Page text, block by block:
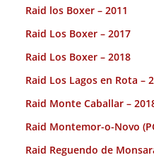
Raid los Boxer – 2011
Raid Los Boxer – 2017
Raid Los Boxer – 2018
Raid Los Lagos en Rota –
Raid Monte Caballar –
Raid Montemor-o-Novo
Raid Reguendo de